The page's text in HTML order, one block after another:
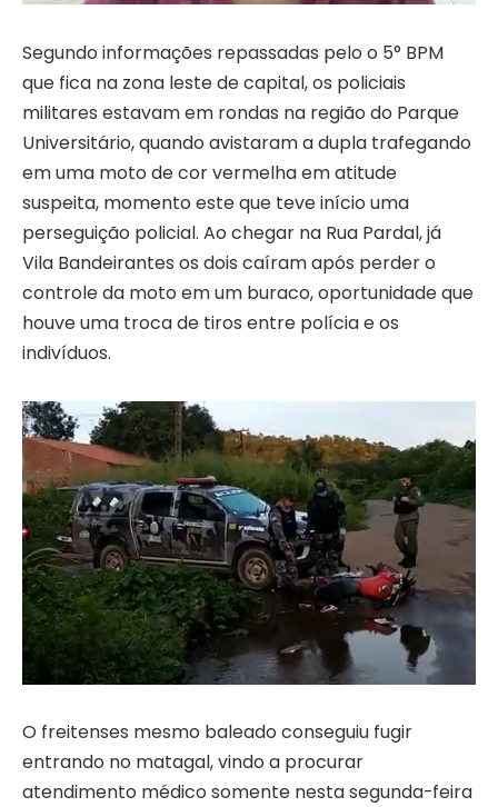
Segundo informações repassadas pelo o 5° BPM
que fica na zona leste de capital, os policiais
militares estavam em rondas na região do Parque
Universitário, quando avistaram a dupla trafegando
em uma moto de cor vermelha em atitude
suspeita, momento este que teve início uma
perseguição policial. Ao chegar na Rua Pardal, já
Vila Bandeirantes os dois caíram após perder o
controle da moto em um buraco, oportunidade que
houve uma troca de tiros entre polícia e os
indivíduos.
O freitenses mesmo baleado conseguiu fugir
entrando no matagal, vindo a procurar
atendimento médico somente nesta segunda-feira